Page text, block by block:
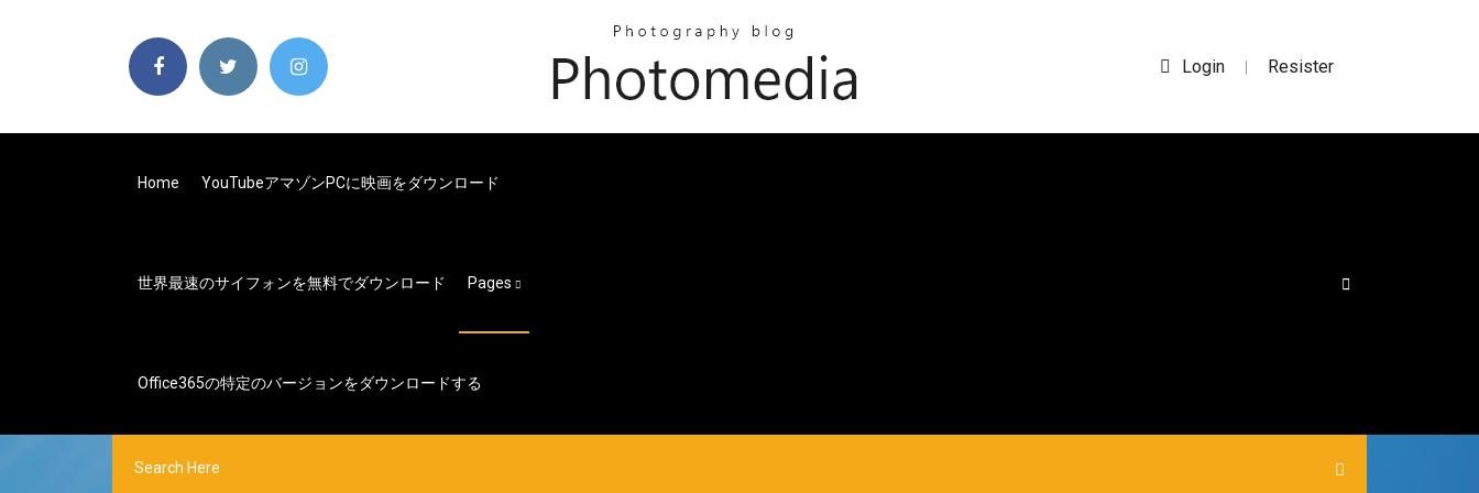
Login | Resister
Home YouTubeアマゾンPCに映画をダウンロード
世界最速のサイフォンを無料でダウンロード Pages
Office365の特定のバージョンをダウンロードする